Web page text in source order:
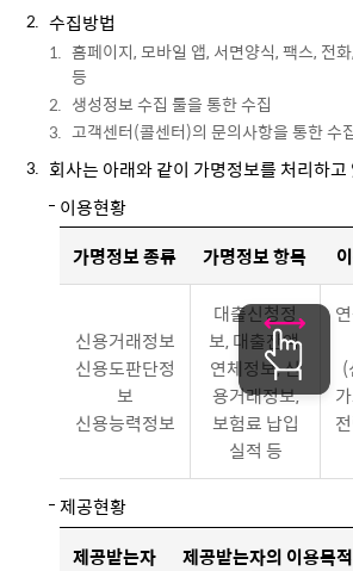
수집방법
홈페이지, 모바일 앱, 서면양식, 팩스, 전
등
생성정보 수집 툴을 통한 수집
고객센터(콜센터)의 문의사항을 통한 수
회사는 아래와 같이 가명정보를 처리하고
이용현황
가명정보 종류 가명정보 항목
신용거래정보
신용도판단정
보
신용능력정보
대출신청정
보, 대출잔액,
연체정보, 신
용거래정보,
보험료 납입
실적 등
(
제공현황
제공받는자 제공받는자의 이용목적